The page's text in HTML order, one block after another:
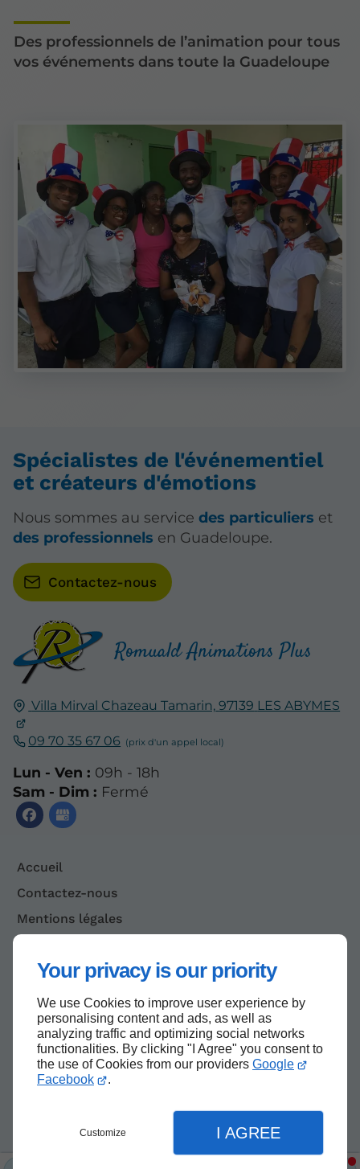
Your privacy is our priority
We use Cookies to improve user experience by
personalising content and ads, as well as
analyzing traffic and optimizing social networks
functionalities. By clicking "I Agree" you consent to
the use of Cookies from our providers Google
Facebook
.
Customize I AGREE
Des professionnels de l’animation pour tous
vos événements dans toute la Guadeloupe
Romuald Animations Plus
Villa Mirval Chazeau Tamarin, 97139 LES ABYMES
09 70 35 67 06
Lun - Ven : 09h - 18h
Sam - Dim : Fermé
Accueil
Contactez-nous
Mentions légales
Spécialistes de l'événementiel
et créateurs d'émotions
Nous sommes au service des particuliers et
des professionnels en Guadeloupe.
Contactez-nous
Haut de page